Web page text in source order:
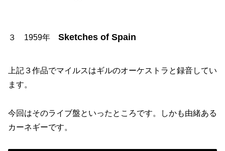
３ 1959年 Sketches of Spain
上記３作品でマイルスはギルのオーケストラと録音してい
ます。
今回はそのライブ盤といったところです。しかも由緒ある
カーネギーです。